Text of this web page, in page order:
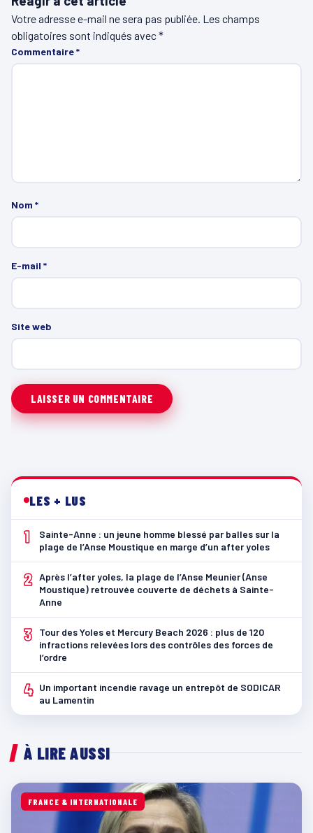
Votre adresse e-mail ne sera pas publiée. Les champs
obligatoires sont indiqués avec*
Commentaire*
Nom *
E-mail *
Site web
LES + LUS
1
Sainte-Anne : un jeune homme blessé par balles sur la
plage de l’Anse Moustique en marge d’un after yoles
2 Après l’after yoles, la plage de l’Anse Meunier (Anse
Moustique) retrouvée couverte de déchets à Sainte-
Anne
3
Tour des Yoles et Mercury Beach 2026 : plus de 120
infractions relevées lors des contrôles des forces de
l’ordre
4 Un important incendie ravage un entrepôt de SODICAR
au Lamentin
À LIRE AUSSI
FRANCE & INTERNATIONALE